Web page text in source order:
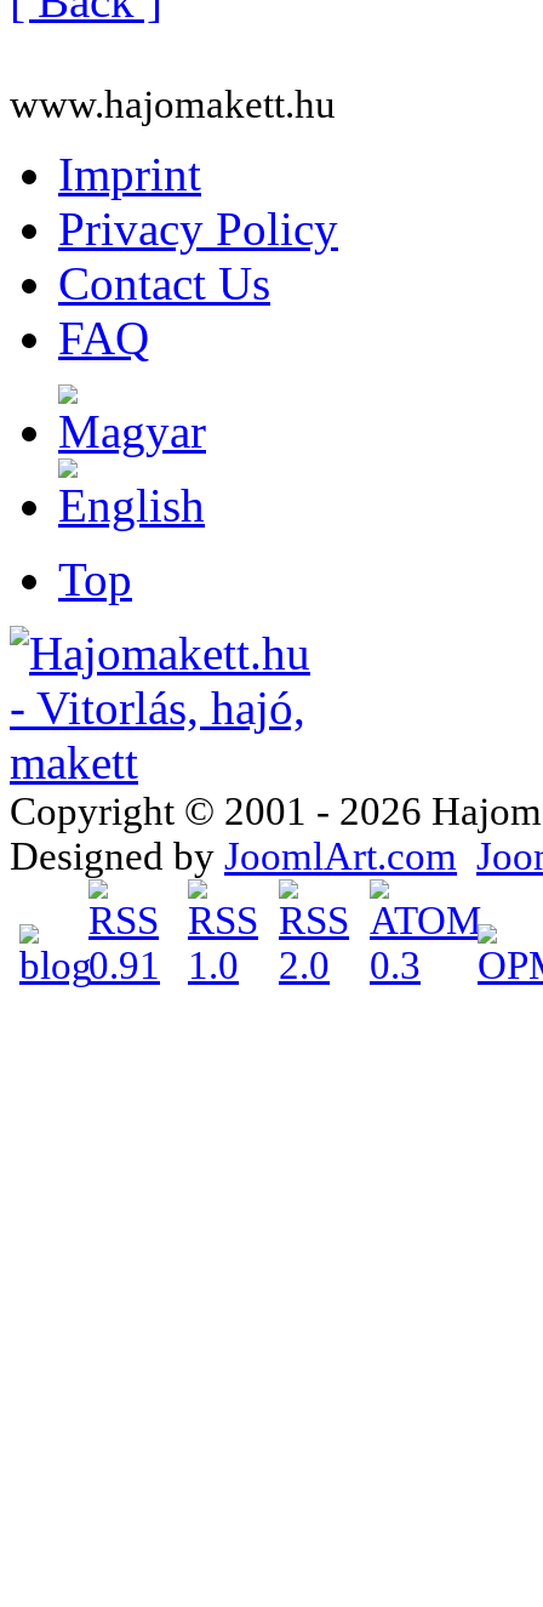
www.hajomakett.hu
Imprint
Privacy Policy
Contact Us
FAQ
Top
Copyright © 2001 - 2026
Designed by JoomlArt.com